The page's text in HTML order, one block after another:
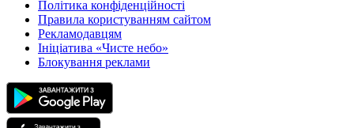
Політика конфіденційності
Правила користуванням сайтом
Рекламодавцям
Ініціатива «Чисте небо»
Блокування реклами